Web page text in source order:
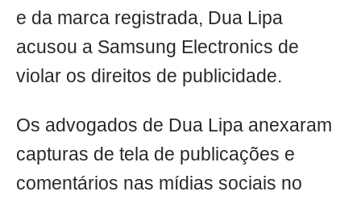
e da marca registrada, Dua Lipa
acusou a Samsung Electronics de
violar os direitos de publicidade.
Os advogados de Dua Lipa anexaram
capturas de tela de publicações e
comentários nas mídias sociais no